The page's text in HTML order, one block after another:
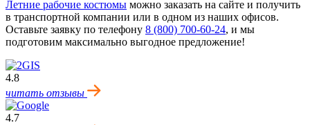
Летние рабочие костюмы можно заказать на сайте и получить
в транспортной компании или в одном из наших офисов.
Оставьте заявку по телефону 8 (800) 700-60-24, и мы
подготовим максимально выгодное предложение!
4.8
читать отзывы
4.7